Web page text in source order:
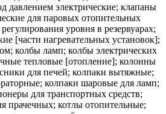
давлением электрические; клапаны
для паровых отопительных
уровня в резервуарах;
[части нагревательных установок];
колбы ламп; колбы электрических
тепловые [отопление]; колонны
для печей; колпаки вытяжные;
колпаки шаровые для ламп;
для транспортных средств;
прачечных; котлы отопительные;